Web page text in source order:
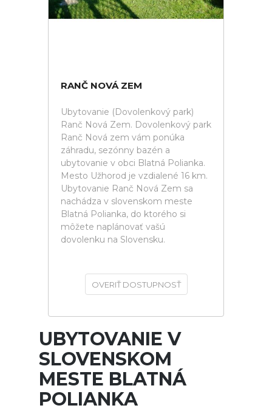
RANČ NOVÁ ZEM
Ubytovanie (Dovolenkový park)
Ranč Nová Zem. Dovolenkový park
Ranč Nová zem vám ponúka
záhradu, sezónny bazén a
ubytovanie v obci Blatná Polianka.
Mesto Užhorod je vzdialené 16 km.
Ubytovanie Ranč Nová Zem sa
nachádza v slovenskom meste
Blatná Polianka, do ktorého si
môžete naplánovať vašú
dovolenku na Slovensku.
OVERIŤ DOSTUPNOSŤ
UBYTOVANIE V
SLOVENSKOM
MESTE BLATNÁ
POLIANKA